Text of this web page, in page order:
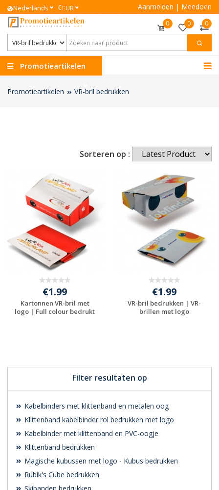
Nederlands €EUR Aanmelden | Meedoen
0 0 0
Promotieartikelen
Promotieartikelen VR-bril bedrukken
Filter resultaten op
Kabelbinders met klittenband en metalen oog
Klittenband kabelbinder rol bedrukken met logo
Kabelbinder met klittenband en PVC-oogje
Klittenband bedrukken
Magische kubussen met logo - Kubus bedrukken
Rubik's Cube bedrukken
Sorteren op :
€1.99
Kartonnen VR-bril met
logo | Full colour bedrukt
€1.99
VR-bril bedrukken | VR-
brillen met logo